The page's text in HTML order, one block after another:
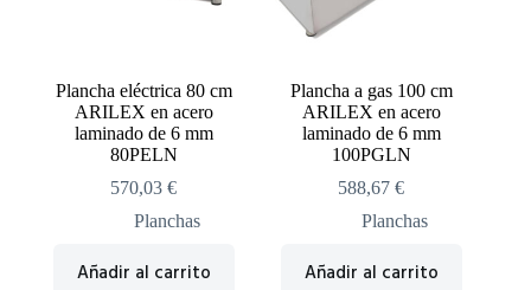
Plancha eléctrica 80 cm
ARILEX en acero
laminado de 6 mm
80PELN
570,03€
Planchas
Añadir al carrito
Plancha a gas 100 cm
ARILEX en acero
laminado de 6 mm
100PGLN
588,67€
Planchas
Añadir al carrito